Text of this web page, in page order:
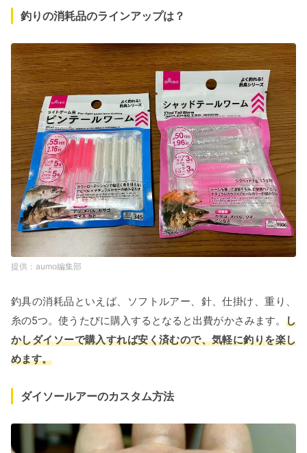
釣りの消耗品のラインアップは？
aumo編集部
釣具の消耗品といえば、ソフトルアー、針、仕掛け、重り、
糸の5つ。使うたびに購入するとなると出費がかさみます。 し
かしダイソーで購入すれば安く済むので、気軽に釣りを楽し
めます。
ダイソールアーのカスタム方法